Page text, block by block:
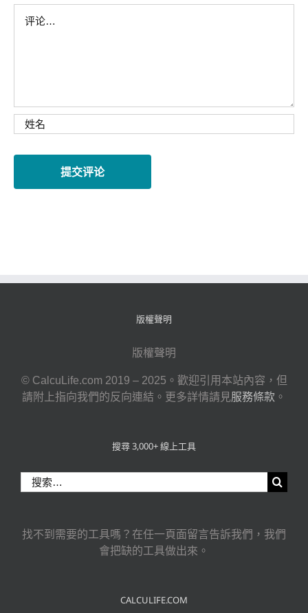
版權聲明
版權聲明
© CalcuLife.com 2019 – 2025。歡迎引用本站內容，但
請附上指向我們的反向連結。更多詳情請見服務條款 。
搜尋 3,000+ 線上工具
索
果：
找不到需要的工具嗎？在任一頁面留言告訴我們，我們
會把缺的工具做出來。
CALCULIFE.COM